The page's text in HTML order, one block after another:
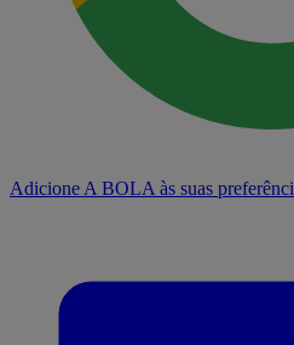
Adicione A BOLA às suas